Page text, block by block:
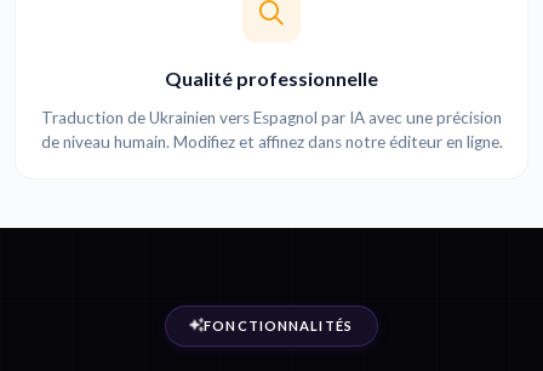
Qualité professionnelle
Traduction de Ukrainien vers Espagnol par IA avec une précision
de niveau humain. Modifiez et affinez dans notre éditeur en ligne.
FONCTIONNALITÉS